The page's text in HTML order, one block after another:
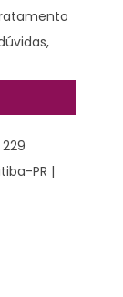
PR |